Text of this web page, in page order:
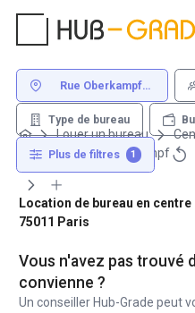
Rue Oberkampf
Type de bureau
Plus de filtres 1
Louer un bureau
75011
Rue Oberkampf
Location de bureau en centre
75011 Paris
Vous n'avez pas trouvé
convienne ?
Un conseiller Hub-Grade peut